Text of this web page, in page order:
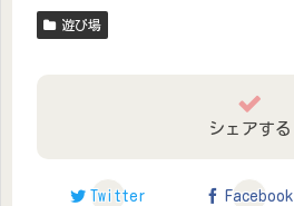
遊び場
シェアする
Twitter Facebook